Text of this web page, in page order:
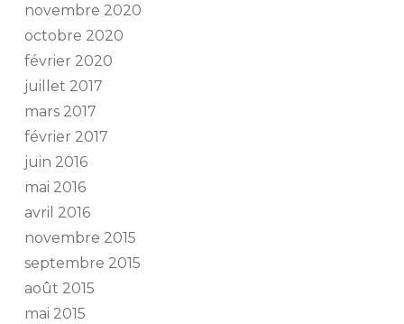
novembre 2020
octobre 2020
février 2020
juillet 2017
mars 2017
février 2017
juin 2016
mai 2016
avril 2016
novembre 2015
septembre 2015
août 2015
mai 2015